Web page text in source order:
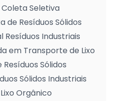
Seletiva
de Resíduos Sólidos
Industriais
em Transporte de Lixo
Sólidos
Sólidos Industriais
Orgânico